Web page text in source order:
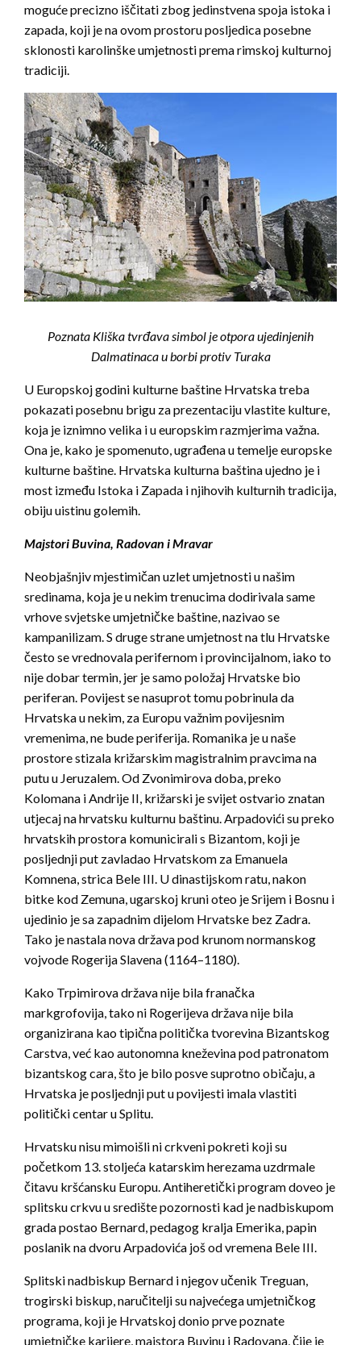
moguće precizno iščitati zbog jedinstvena spoja istoka i
zapada, koji je na ovom prostoru posljedica posebne
sklonosti karolinške umjetnosti prema rimskoj kulturnoj
tradiciji.
Poznata Kliška tvrđava simbol je otpora ujedinjenih
Dalmatinaca u borbi protiv Turaka
U Europskoj godini kulturne baštine Hrvatska treba
pokazati posebnu brigu za prezentaciju vlastite kulture,
koja je iznimno velika i u europskim razmjerima važna.
Ona je, kako je spomenuto, ugrađena u temelje europske
kulturne baštine. Hrvatska kulturna baština ujedno je i
most između Istoka i Zapada i njihovih kulturnih tradicija,
obiju uistinu golemih.
Majstori Buvina, Radovan i Mravar
Neobjašnjiv mjestimičan uzlet umjetnosti u našim
sredinama, koja je u nekim trenucima dodirivala same
vrhove svjetske umjetničke baštine, nazivao se
kampanilizam. S druge strane umjetnost na tlu Hrvatske
često se vrednovala perifernom i provincijalnom, iako to
nije dobar termin, jer je samo položaj Hrvatske bio
periferan. Povijest se nasuprot tomu pobrinula da
Hrvatska u nekim, za Europu važnim povijesnim
vremenima, ne bude periferija. Romanika je u naše
prostore stizala križarskim magistralnim pravcima na
putu u Jeruzalem. Od Zvonimirova doba, preko
Kolomana i Andrije II, križarski je svijet ostvario znatan
utjecaj na hrvatsku kulturnu baštinu. Arpadovići su preko
hrvatskih prostora komunicirali s Bizantom, koji je
posljednji put zavladao Hrvatskom za Emanuela
Komnena, strica Bele III. U dinastijskom ratu, nakon
bitke kod Zemuna, ugarskoj kruni oteo je Srijem i Bosnu i
ujedinio je sa zapadnim dijelom Hrvatske bez Zadra.
Tako je nastala nova država pod krunom normanskog
vojvode Rogerija Slavena (1164–1180).
Kako Trpimirova država nije bila franačka
markgrofovija, tako ni Rogerijeva država nije bila
organizirana kao tipična politička tvorevina Bizantskog
Carstva, već kao autonomna kneževina pod patronatom
bizantskog cara, što je bilo posve suprotno običaju, a
Hrvatska je posljednji put u povijesti imala vlastiti
politički centar u Splitu.
Hrvatsku nisu mimoišli ni crkveni pokreti koji su
početkom 13. stoljeća katarskim herezama uzdrmale
čitavu kršćansku Europu. Antiheretički program doveo je
splitsku crkvu u središte pozornosti kad je nadbiskupom
grada postao Bernard, pedagog kralja Emerika, papin
poslanik na dvoru Arpadovića još od vremena Bele III.
Splitski nadbiskup Bernard i njegov učenik Treguan,
trogirski biskup, naručitelji su najvećega umjetničkog
programa, koji je Hrvatskoj donio prve poznate
umjetničke karijere, majstora Buvinu i Radovana, čije je